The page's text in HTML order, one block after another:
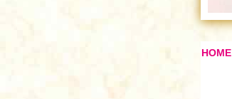
HOME